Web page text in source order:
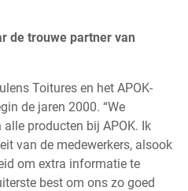
de trouwe partner van
Toitures en het APOK-
de jaren 2000. “We
producten bij APOK. Ik
van de medewerkers, alsook
om extra informatie te
best om ons zo goed